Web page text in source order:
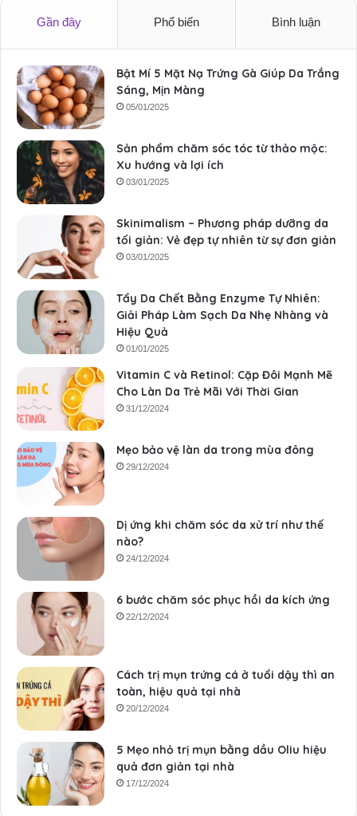
Gần đây Phổ biến Bình luận
Bật Mí 5 Mặt Nạ Trứng Gà Giúp Da Trắng
Sáng, Mịn Màng
05/01/2025
Sản phẩm chăm sóc tóc từ thảo mộc:
Xu hướng và lợi ích
03/01/2025
Skinimalism – Phương pháp dưỡng da
tối giản: Vẻ đẹp tự nhiên từ sự đơn giản
03/01/2025
Tẩy Da Chết Bằng Enzyme Tự Nhiên:
Giải Pháp Làm Sạch Da Nhẹ Nhàng và
Hiệu Quả
01/01/2025
Vitamin C và Retinol: Cặp Đôi Mạnh Mẽ
Cho Làn Da Trẻ Mãi Với Thời Gian
31/12/2024
Mẹo bảo vệ làn da trong mùa đông
29/12/2024
Dị ứng khi chăm sóc da xử trí như thế
nào?
24/12/2024
6 bước chăm sóc phục hồi da kích ứng
22/12/2024
Cách trị mụn trứng cá ở tuổi dậy thì an
toàn, hiệu quả tại nhà
20/12/2024
5 Mẹo nhỏ trị mụn bằng dầu Oliu hiệu
quả đơn giản tại nhà
17/12/2024